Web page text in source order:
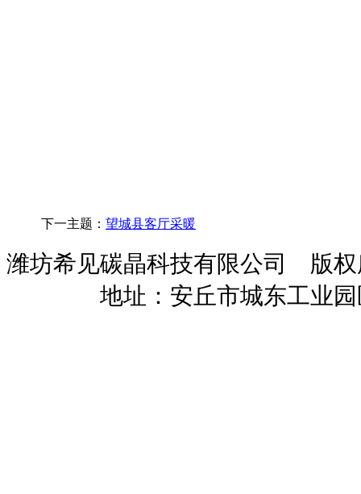
下一主题： 望城县客厅采暖
潍坊希见碳晶科技有限公司
地址：安丘市城东工业